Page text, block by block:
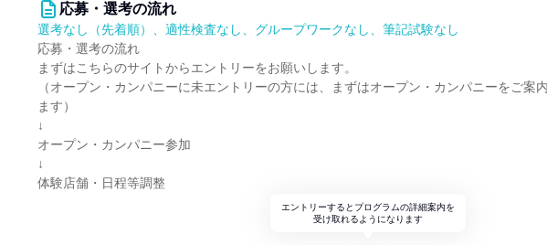
応募・選考の流れ
選考なし（先着順）、適性検査なし、グループワークなし、筆記試験なし
応募・選考の流れ
まずはこちらのサイトからエントリーをお願いします。
（オープン・カンパニーに未エントリーの方には、まずはオープン・カンパニーをご案
ます）
↓
オープン・カンパニー参加
↓
体験店舗・日程等調整
エントリーするとプログラムの詳細案内を
受け取れるようになります